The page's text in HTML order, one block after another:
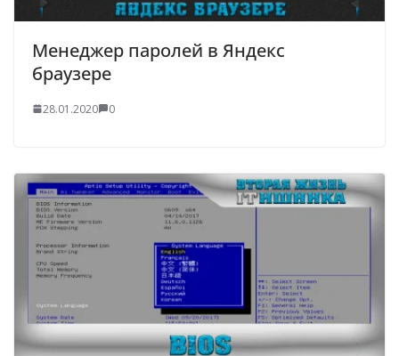
Менеджер паролей в Яндекс
браузере
28.01.2020 0